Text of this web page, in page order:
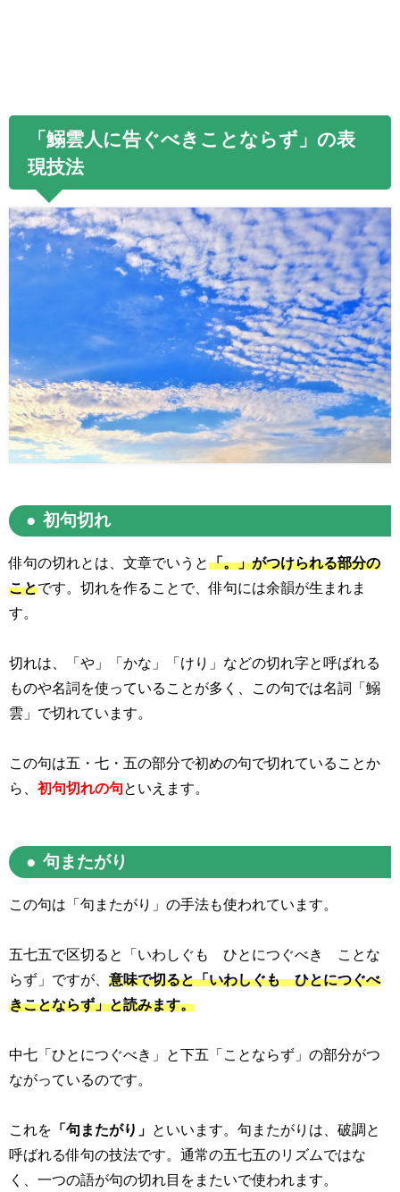
「鰯雲人に告ぐべきことならず」の表
現技法
初句切れ
俳句の切れとは、文章でいうと「。」がつけられる部分の
ことです。切れを作ることで、俳句には余韻が生まれま
す。
切れは、「や」「かな」「けり」などの切れ字と呼ばれる
ものや名詞を使っていることが多く、この句では名詞「鰯
雲」で切れています。
この句は五・七・五の部分で初めの句で切れていることか
ら、 初句切れの句といえます。
句またがり
この句は「句またがり」の手法も使われています。
五七五で区切ると「いわしぐも ひとにつぐべき ことな
らず」ですが、 意味で切ると「いわしぐも ひとにつぐべ
きことならず」と読みます。
中七「ひとにつぐべき」と下五「ことならず」の部分がつ
ながっているのです。
これを 「句またがり」
といいます。句またがりは、破調と
呼ばれる俳句の技法です。通常の五七五のリズムではな
く、一つの語が句の切れ目をまたいで使われます。